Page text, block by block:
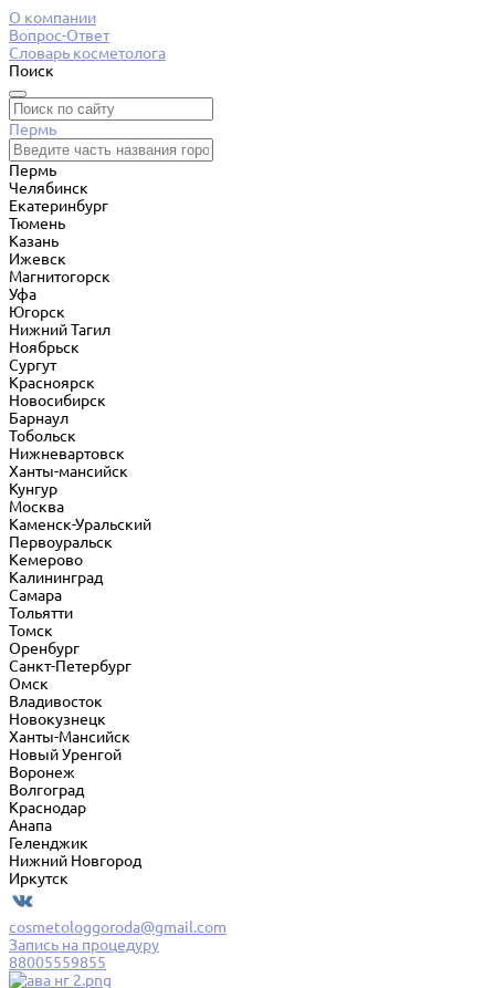
О компании
Вопрос-Ответ
Словарь косметолога
Поиск
Пермь
Пермь
Челябинск
Екатеринбург
Тюмень
Казань
Ижевск
Магнитогорск
Уфа
Югорск
Нижний Тагил
Ноябрьск
Сургут
Красноярск
Новосибирск
Барнаул
Тобольск
Нижневартовск
Ханты-мансийск
Кунгур
Москва
Каменск-Уральский
Первоуральск
Кемерово
Калининград
Самара
Тольятти
Томск
Оренбург
Санкт-Петербург
Омск
Владивосток
Новокузнецк
Ханты-Мансийск
Новый Уренгой
Воронеж
Волгоград
Краснодар
Анапа
Геленджик
Нижний Новгород
Иркутск
cosmetologgoroda@gmail.com
Запись на процедуру
88005559855